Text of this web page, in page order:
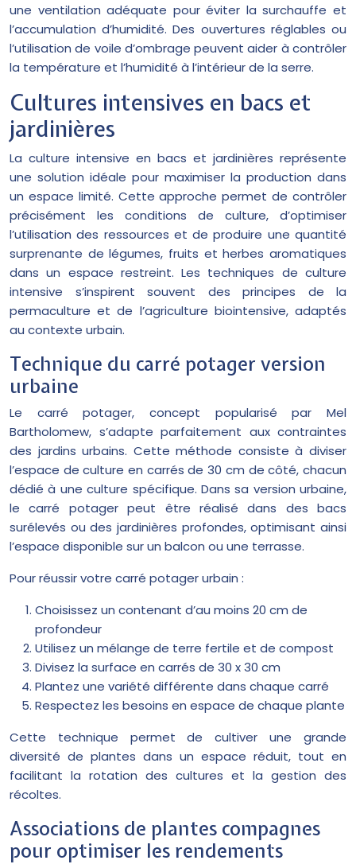
une ventilation adéquate pour éviter la surchauffe et
l’accumulation d’humidité. Des ouvertures réglables ou
l’utilisation de voile d’ombrage peuvent aider à contrôler
la température et l’humidité à l’intérieur de la serre.
Cultures intensives en bacs et
jardinières
La culture intensive en bacs et jardinières représente
une solution idéale pour maximiser la production dans
un espace limité. Cette approche permet de contrôler
précisément les conditions de culture, d’optimiser
l’utilisation des ressources et de produire une quantité
surprenante de légumes, fruits et herbes aromatiques
dans un espace restreint. Les techniques de culture
intensive s’inspirent souvent des principes de la
permaculture et de l’agriculture biointensive, adaptés
au contexte urbain.
Technique du carré potager version
urbaine
Le carré potager, concept popularisé par Mel
Bartholomew, s’adapte parfaitement aux contraintes
des jardins urbains. Cette méthode consiste à diviser
l’espace de culture en carrés de 30 cm de côté, chacun
dédié à une culture spécifique. Dans sa version urbaine,
le carré potager peut être réalisé dans des bacs
surélevés ou des jardinières profondes, optimisant ainsi
l’espace disponible sur un balcon ou une terrasse.
Pour réussir votre carré potager urbain :
Choisissez un contenant d’au moins 20 cm de
profondeur
Utilisez un mélange de terre fertile et de compost
Divisez la surface en carrés de 30 x 30 cm
Plantez une variété différente dans chaque carré
Respectez les besoins en espace de chaque plante
Cette technique permet de cultiver une grande
diversité de plantes dans un espace réduit, tout en
facilitant la rotation des cultures et la gestion des
récoltes.
Associations de plantes compagnes
pour optimiser les rendements